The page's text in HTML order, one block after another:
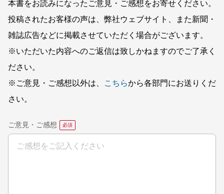
本書をお読みになったご意見・ご感想をお寄せください。
投稿されたお客様の声は、弊社ウェブサイト、また新聞・
雑誌広告などに掲載させていただく場合がございます。
※いただいた内容へのご返信は致しかねますのでご了承く
ださい。
※ご意見・ご感想以外は、
こちらから各部門にお送りくだ
さい。
ご意見・ご感想